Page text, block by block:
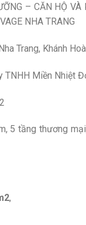
– CĂN HỘ VÀ
NHA TRANG
Trang, Khánh
TNHH Miền Nhiệt
5 tầng thương
,